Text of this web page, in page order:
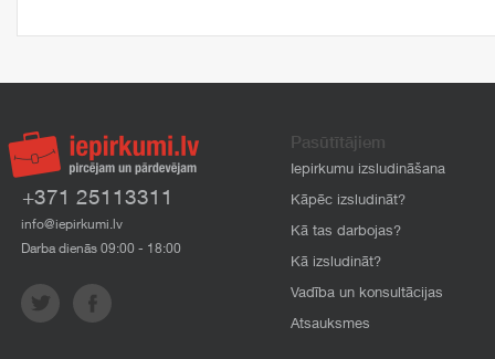
+371 25113311
info@iepirkumi.lv
Darba dienās 09:00 - 18:00
Pasūtītājiem
Iepirkumu izsludināšana
Kāpēc izsludināt?
Kā tas darbojas?
Kā izsludināt?
Vadība un konsultācijas
Atsauksmes